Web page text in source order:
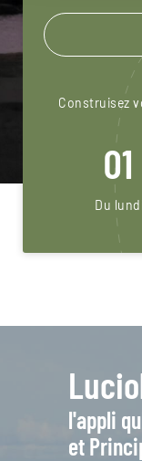
Construisez
Du
l'appli
et